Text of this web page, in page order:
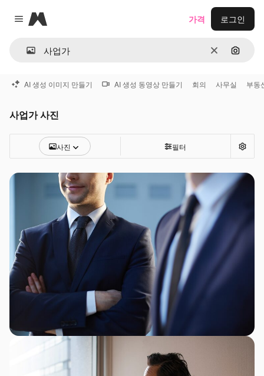
Close menu
Magnific
지우기이미지
가격 로그인
AI 생성 이미지 만들기 AI 생성 동영상 만들기 회의 사무실 부동
사업가 사진
사진 필터